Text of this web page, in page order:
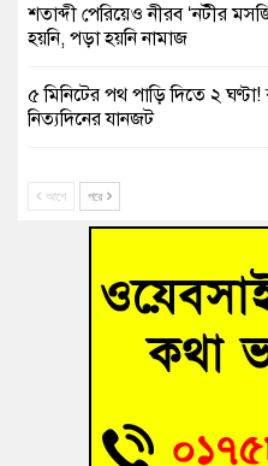
শতাব্দী পেরিয়েও নীরব ‘নটীর
হয়নি, পড়া হয়নি নামাজ
৫ মিনিটের পথ পাড়ি দিতে ২
নিত্যদিনের যানজট
গ্রিসে দুই শতাধিক অভিবাসী
বুড়িচংয়ে নিখোঁজের ৩ দিন পর
“স্পেশাল ট্রাইব্যুনালে জুলাই
ভাষা সৈনিক অজিত গুহ
আগে পরে